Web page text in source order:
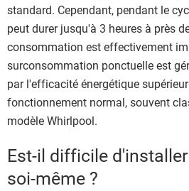
standard. Cependant, pendant le
peut durer jusqu'à 3 heures à près
consommation est effectivement
surconsommation ponctuelle est
par l'efficacité énergétique
fonctionnement normal, souvent
modèle Whirlpool.
Est-il difficile
soi-même ?